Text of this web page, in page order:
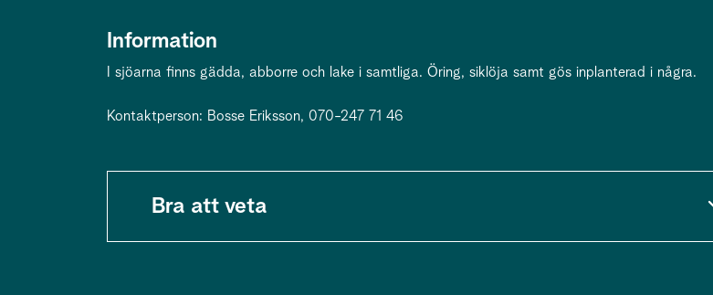
Information
I sjöarna finns gädda, abborre och lake i samtliga. Öring, siklöja samt gös inplanterad i några.
Kontaktperson: Bosse Eriksson, 070-247 71 46
Bra att veta